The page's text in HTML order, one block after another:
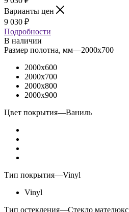
Варианты цен
9 030 ₽
Подробности
В наличии
Размер полотна, мм—2000x700
2000x600
2000x700
2000x800
2000x900
Цвет покрытия—Ваниль
Тип покрытия—Vinyl
Vinyl
Тип остекления—Стекло мателюкс